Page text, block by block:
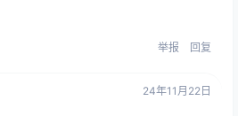
举报 回复
24年11月22日